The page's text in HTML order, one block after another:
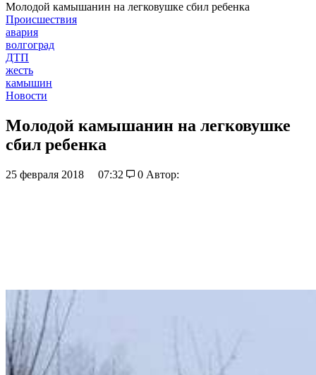
Молодой камышанин на легковушке сбил ребенка
Происшествия
авария
волгоград
ДТП
жесть
камышин
Новости
Молодой камышанин на легковушке
сбил ребенка
25 февраля 2018 07:32 0 Автор: